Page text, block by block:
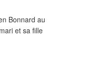
Bonnard au
et sa fille